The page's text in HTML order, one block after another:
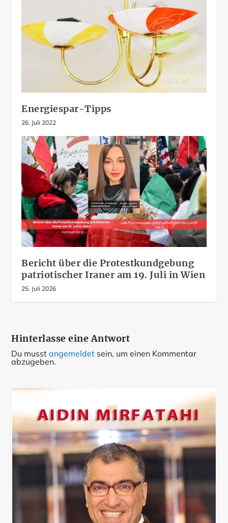
Energiespar-Tipps
26. Juli 2022
Bericht über die Protestkundgebung
patriotischer Iraner am 19. Juli in Wien
25. Juli 2026
Hinterlasse eine Antwort
Du musstangemeldet sein, um einen Kommentar
abzugeben.